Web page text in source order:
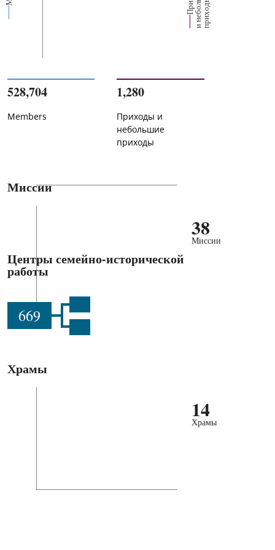
х
ь
ы
528,704
Members
1,280
Приходы и
небольшие
приходы
Миссии
38
Миссии
Центры семейно-исторической
работы
669
Храмы
14
Храмы